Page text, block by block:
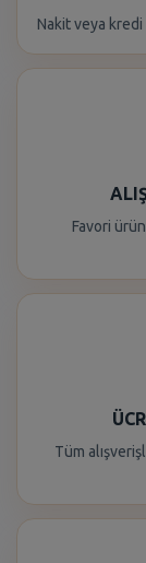
Nakit veya
Favori
Tüm